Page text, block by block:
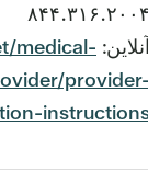
۸۴۴.۳۱۶.۲۰۰۴
آنلاین: medical-
provider-